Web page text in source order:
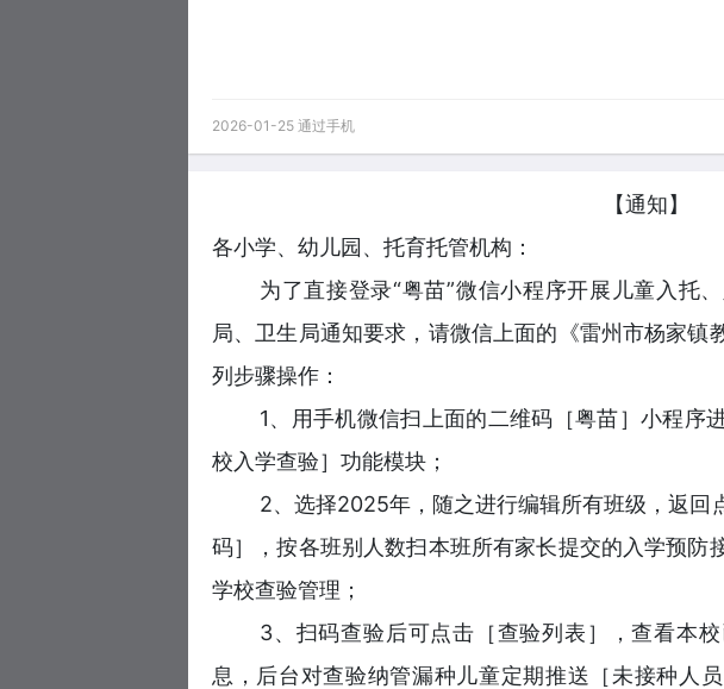
2026-01-25 通过手机
【通知】
各小学、幼儿园、托育托管机构：
为了直接登录“粤苗”微信小程序开展儿童入托
局、卫生局通知要求，请微信上面的《雷州市杨家镇
列步骤操作：
1、用手机微信扫上面的二维码［粤苗］小程序
校入学查验］功能模块；
2、选择2025年，随之进行编辑所有班级，返回
码］，按各班别人数扫本班所有家长提交的入学预防
学校查验管理；
3、扫码查验后可点击［查验列表］，查看本
息，后台对查验纳管漏种儿童定期推送［未接种人